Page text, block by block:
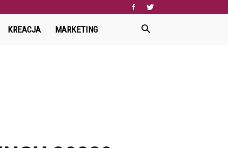
KREACJA MARKETING